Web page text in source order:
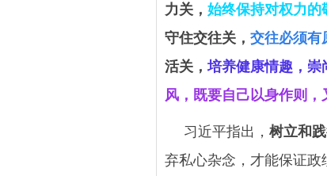
力关， 始终保持对权力的
守住交往关， 交往必须有
活关，培养健康情趣，崇
风，既要自己以身作则，
习近平指出， 树立和
弃私心杂念，才能保证政